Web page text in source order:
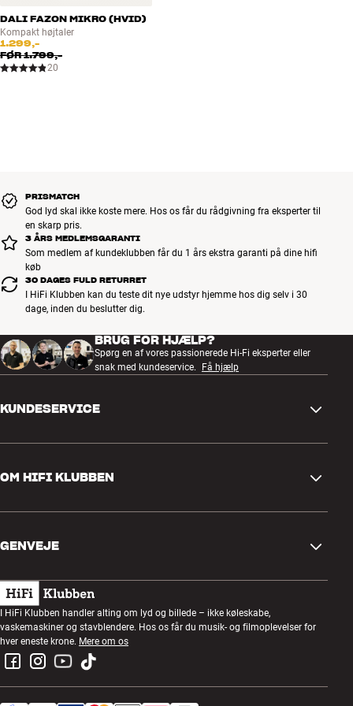
DALI FAZON MIKRO (HVID)
Kompakt højtaler
1.299,-
FØR1.799,-
20
PRISMATCH
God lyd skal ikke koste mere. Hos os får du rådgivning fra eksperter til
en skarp pris.
3 ÅRS MEDLEMSGARANTI
Som medlem af kundeklubben får du 1 års ekstra garanti på dine hifi
køb
30 DAGES FULD RETURRET
I HiFi Klubben kan du teste dit nye udstyr hjemme hos dig selv i 30
dage, inden du beslutter dig.
BRUG FOR HJÆLP?
Spørg en af vores passionerede Hi-Fi eksperter eller
snak med kundeservice.
Få hjælp
KUNDESERVICE
Retur og reklamation
Fortryd ordre
Handelsbetingelser
Privatlivspolitik
OM HIFI KLUBBEN
Kundeklub
Lytteaften
Konkurrencer
Job i HiFi Klubben
GENVEJE
Gavekort
Byg med lyd
Montering og installation
I HiFi Klubben handler alting om lyd og billede – ikke køleskabe,
vaskemaskiner og stavblendere. Hos os får du musik- og filmoplevelser for
hver eneste krone. Mere om os